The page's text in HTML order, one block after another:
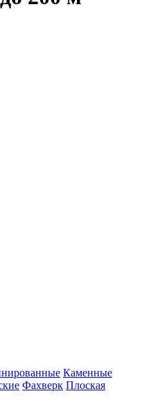
Каменные
Фахверк Плоская